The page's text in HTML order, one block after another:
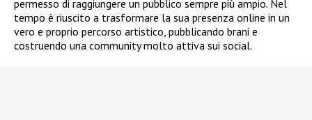
permesso di raggiungere un pubblico sempre più ampio. Nel
tempo è riuscito a trasformare la sua presenza online in un
vero e proprio percorso artistico, pubblicando brani e
costruendo una community molto attiva sui social.